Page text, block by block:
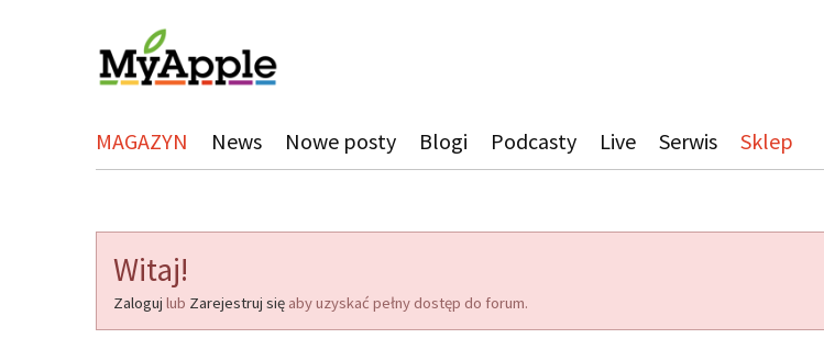
MAGAZYN News Nowe posty Blogi Podcasty Live Serwis Sklep
Witaj!
Zaloguj lub Zarejestruj się aby uzyskać pełny dostęp do forum.